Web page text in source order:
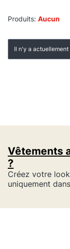
Produits: Aucun
Liste des
Il n'y a
Vêtements
?
Créez votre
uniquement